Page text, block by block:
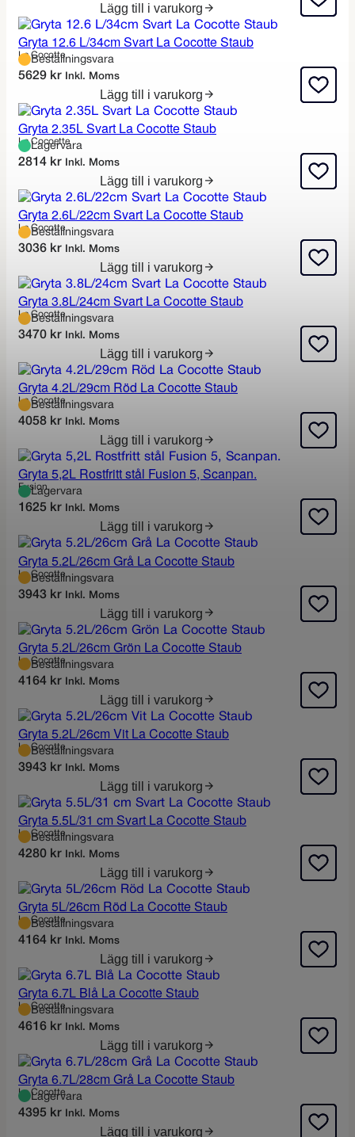
Lägg till i varukorg
Gryta 12.6 L/34cm Svart La Cocotte Staub
La Cocotte
Beställningsvara
5629 kr Inkl. Moms
Lägg till i varukorg
Gryta 2.35L Svart La Cocotte Staub
La Cocoette
Lagervara
2814 kr Inkl. Moms
Lägg till i varukorg
Gryta 2.6L/22cm Svart La Cocotte Staub
La Cocotte
Beställningsvara
3036 kr Inkl. Moms
Lägg till i varukorg
Gryta 3.8L/24cm Svart La Cocotte Staub
La Cocotte
Beställningsvara
3470 kr Inkl. Moms
Lägg till i varukorg
Gryta 4.2L/29cm Röd La Cocotte Staub
La Cocotte
Beställningsvara
4058 kr Inkl. Moms
Lägg till i varukorg
Gryta 5,2L Rostfritt stål Fusion 5, Scanpan.
Fusion
Lagervara
1625 kr Inkl. Moms
Lägg till i varukorg
Gryta 5.2L/26cm Grå La Cocotte Staub
La Cocotte
Beställningsvara
3943 kr Inkl. Moms
Lägg till i varukorg
Gryta 5.2L/26cm Grön La Cocotte Staub
La Cocotte
Beställningsvara
4164 kr Inkl. Moms
Lägg till i varukorg
Gryta 5.2L/26cm Vit La Cocotte Staub
La Cocotte
Beställningsvara
3943 kr Inkl. Moms
Lägg till i varukorg
Gryta 5.5L/31 cm Svart La Cocotte Staub
La Cocotte
Beställningsvara
4280 kr Inkl. Moms
Lägg till i varukorg
Gryta 5L/26cm Röd La Cocotte Staub
La Cocotte
Beställningsvara
4164 kr Inkl. Moms
Lägg till i varukorg
Gryta 6.7L Blå La Cocotte Staub
La Cocotte
Beställningsvara
4616 kr Inkl. Moms
Lägg till i varukorg
Gryta 6.7L/28cm Grå La Cocotte Staub
La Cocotte
Lagervara
4395 kr Inkl. Moms
Lägg till i varukorg